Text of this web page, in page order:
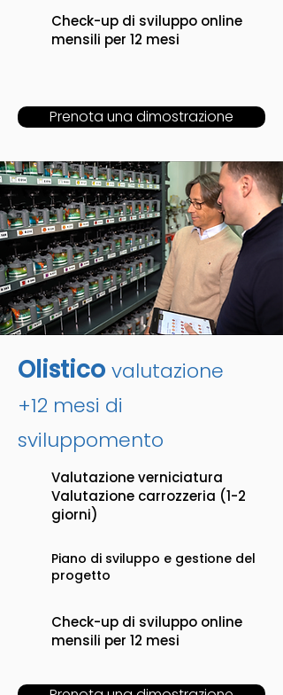
Check-up di sviluppo online
mensili per 12 mesi
Prenota una dimostrazione
Olistico valutazione
+12 mesi di
sviluppomento
Valutazione verniciatura
Valutazione carrozzeria (1-2
giorni)
Piano di sviluppo e gestione del
progetto
Check-up di sviluppo online
mensili per 12 mesi